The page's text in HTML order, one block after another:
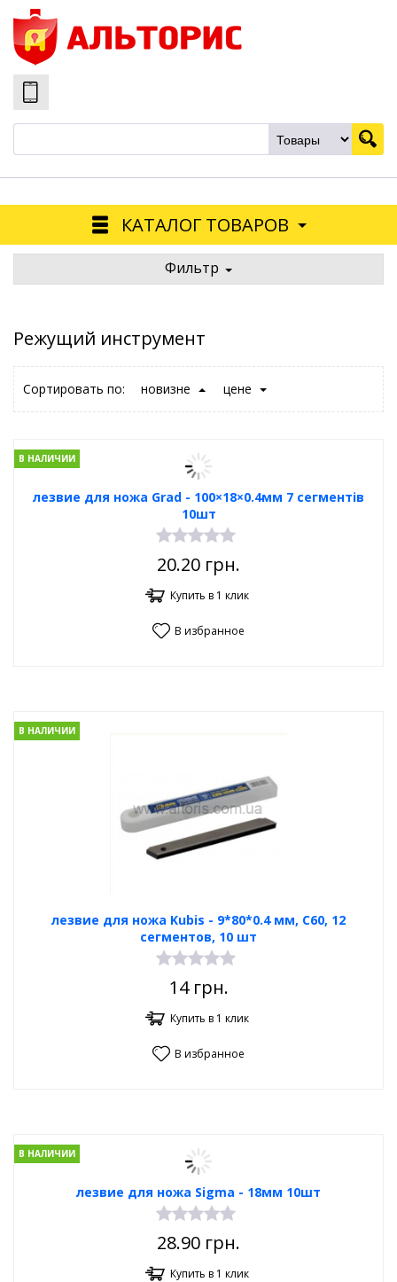
КАТАЛОГ ТОВАРОВ
Фильтр
Режущий инструмент
Сортировать по: новизне цене
лезвие для ножа Grad - 100×18×0.4мм 7 сегментів
10шт
В НАЛИЧИИ
20.20 грн.
Купить в 1 клик
В избранное
лезвие для ножа Kubis - 9*80*0.4 мм, C60, 12
сегментов, 10 шт
В НАЛИЧИИ
14грн.
Купить в 1 клик
В избранное
лезвие для ножа Sigma - 18мм 10шт
В НАЛИЧИИ
28.90 грн.
Купить в 1 клик